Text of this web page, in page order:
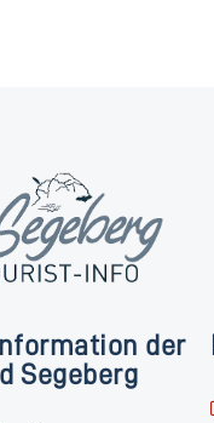
der
Segeberg